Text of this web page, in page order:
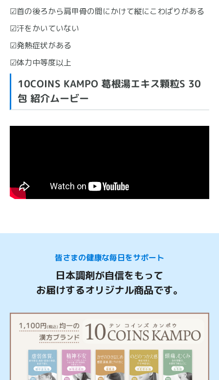
☑首の後ろから肩甲骨の間にかけて縦にこわばりがある
☑汗をかいていない
☑発熱症状がある
☑体力中等度以上
10COINS KAMPO 葛根湯エキス顆粒S 30
包 紹介ムービー
皆さまの健康な毎日をサポート
日本調剤が自信をもって
お届けするオリジナル商品です。